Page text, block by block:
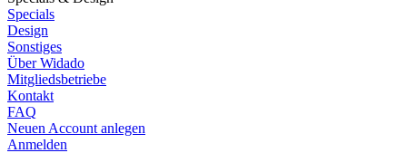
Specials
Design
Sonstiges
Über Widado
Mitgliedsbetriebe
Kontakt
FAQ
Neuen Account anlegen
Anmelden